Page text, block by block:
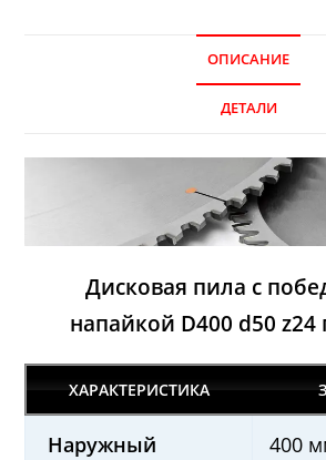
ОПИСАНИЕ
ДЕТАЛИ
Дисковая пила с
напайкой D400 d50 z24
ХАРАКТЕРИСТИКА
Наружный
400